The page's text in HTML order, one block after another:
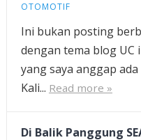
OTOMOTIF
Ini bukan posting
dengan tema blog UC
yang saya anggap
Kali... Read more »
Di Balik Panggung